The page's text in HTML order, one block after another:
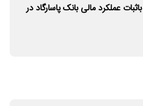
عملکرد مالی بانک پاسارگاد در